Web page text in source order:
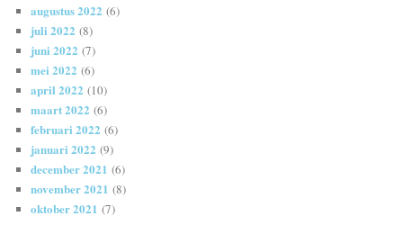
augustus 2022 (6)
juli 2022 (8)
juni 2022 (7)
mei 2022 (6)
april 2022 (10)
maart 2022 (6)
februari 2022 (6)
januari 2022 (9)
december 2021 (6)
november 2021 (8)
oktober 2021 (7)